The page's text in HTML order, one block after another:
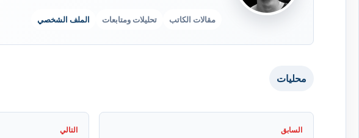
مقالات الكاتب تحليلات ومتابعات الملف الشخصي
محليات
السابق التالي